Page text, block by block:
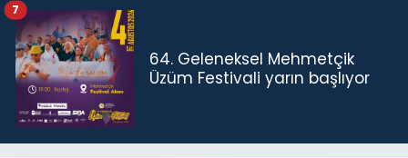
64. Geleneksel Mehmetçik
Üzüm Festivali yarın başlıyor
7